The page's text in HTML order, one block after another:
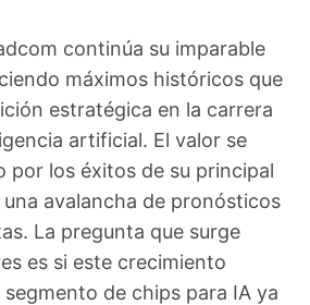
continúa su imparable
máximos históricos que
estratégica en la carrera
artificial. El valor se
por los éxitos de su principal
avalancha de pronósticos
La pregunta que surge
es si este crecimiento
de chips para IA ya